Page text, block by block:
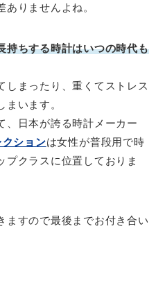
りませんよね。
持ちする時計はいつの時代も
しまったり、重くてストレス
います。
、日本が誇る時計メーカー
ションは女性が普段用で時
プクラスに位置しておりま
ますので最後までお付き合い